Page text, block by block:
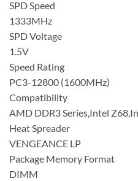
SPD Speed
1333MHz
SPD Voltage
1.5V
Speed Rating
PC3-12800 (1600MHz)
Compatibility
AMD DDR3 Series,Intel
Heat Spreader
VENGEANCE LP
Package Memory Format
DIMM